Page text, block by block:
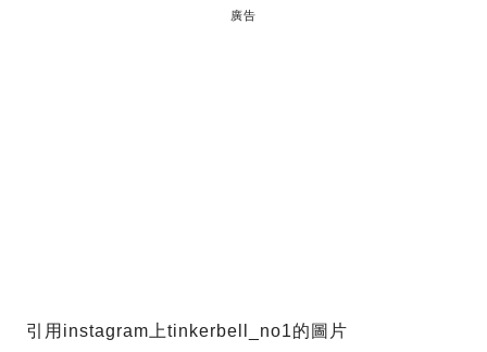
廣告
引用instagram上tinkerbell_no1的圖片